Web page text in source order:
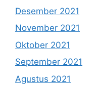
Desember 2021
November 2021
Oktober 2021
September 2021
Agustus 2021